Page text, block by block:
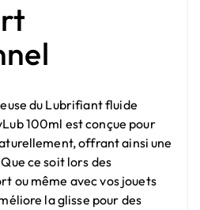
du Lubrifiant fluide
100ml est conçue pour
offrant ainsi une
ce soit lors des
ou même avec vos jouets
la glisse pour des